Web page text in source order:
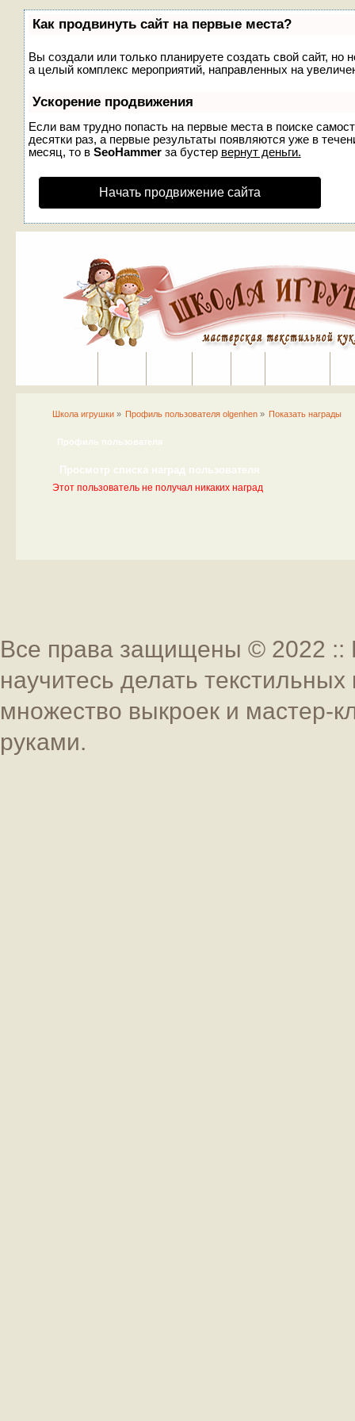
Как продвинуть сайт на первые места?
Вы создали или только планируете создать свой сайт, но
а целый комплекс мероприятий, направленных на
Ускорение продвижения
Если вам трудно попасть на первые места в поиске
десятки раз, а первые результаты появляются уже в
месяц, то в SeoHammerза бустер вернут деньги.
Начать продвижение сайта
Школа игрушки» Профиль пользователя olgenhen » Показать награды
Профиль пользователя
Просмотр списка наград пользователя
Этот пользователь не получал никаких наград
Все права защищены © 2022
научитесь делать
множество выкроек и мастер-
руками.